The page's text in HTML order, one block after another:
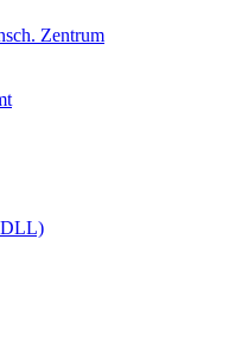
Zentrum